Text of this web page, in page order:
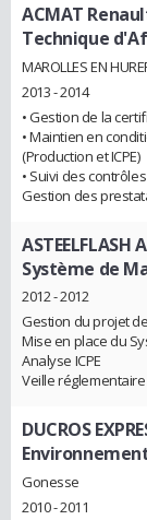
ACMAT
Technique
MAROLLES EN
2013 - 2014
• Gestion de la
• Maintien en
(Production et ICPE)
• Suivi des
Gestion des
Système de
2012 - 2012
Gestion du projet
Mise en place du
Analyse ICPE
Veille réglementaire
DUCROS
Gonesse
2010 - 2011